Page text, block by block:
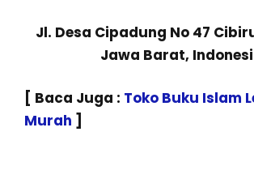
Jl. Desa Cipadung No 47
Jawa Barat,
[ Baca Juga : Toko Buku Islam
Murah ]